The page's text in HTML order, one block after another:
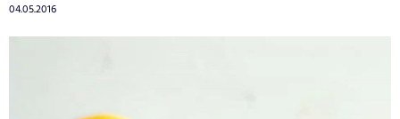
04.05.2016